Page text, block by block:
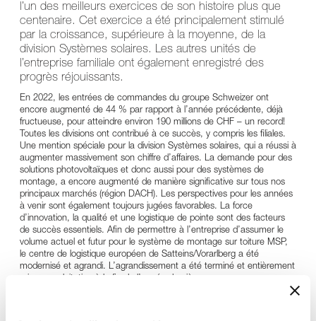
l’un des meilleurs exercices de son histoire plus que
centenaire. Cet exercice a été principalement stimulé
par la croissance, supérieure à la moyenne, de la
division Systèmes solaires. Les autres unités de
l’entreprise familiale ont également enregistré des
progrès réjouissants.
En 2022, les entrées de commandes du groupe Schweizer ont
encore augmenté de 44 % par rapport à l’année précédente, déjà
fructueuse, pour atteindre environ 190 millions de CHF – un record!
Toutes les divisions ont contribué à ce succès, y compris les filiales.
Une mention spéciale pour la division Systèmes solaires, qui a réussi à
augmenter massivement son chiffre d’affaires. La demande pour des
solutions photovoltaïques et donc aussi pour des systèmes de
montage, a encore augmenté de manière significative sur tous nos
principaux marchés (région DACH). Les perspectives pour les années
à venir sont également toujours jugées favorables. La force
d’innovation, la qualité et une logistique de pointe sont des facteurs
de succès essentiels. Afin de permettre à l’entreprise d’assumer le
volume actuel et futur pour le système de montage sur toiture MSP,
le centre de logistique européen de Satteins/Vorarlberg a été
modernisé et agrandi. L’agrandissement a été terminé et entièrement